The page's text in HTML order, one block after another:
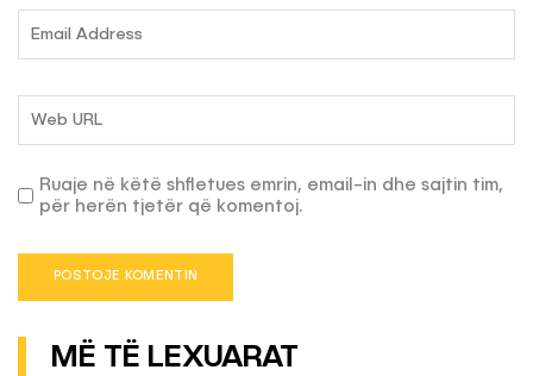
Ruaje në këtë shfletues emrin, email-in dhe sajtin tim,
për herën tjetër që komentoj.
MË TË LEXUARAT